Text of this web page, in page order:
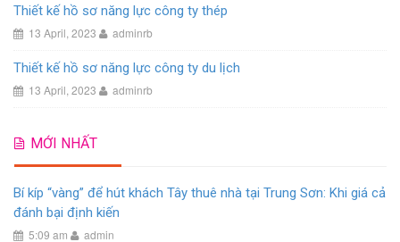
Thiết kế hồ sơ năng lực công ty thép
13 April, 2023 adminrb
Thiết kế hồ sơ năng lực công ty du lịch
13 April, 2023 adminrb
MỚI NHẤT
Bí kíp “vàng” để hút khách Tây thuê nhà tại Trung Sơn: Khi giá cả
đánh bại định kiến
5:09 am admin